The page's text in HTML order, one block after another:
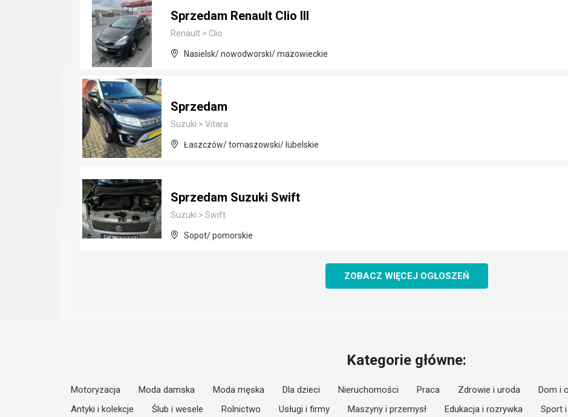
Sprzedam Renault Clio III
Renault > Clio
Nasielsk/ nowodworski/ mazowieckie
Sprzedam
Suzuki > Vitara
Łaszczów/ tomaszowski/ lubelskie
Sprzedam Suzuki Swift
Suzuki > Swift
Sopot/ pomorskie
ZOBACZ WIĘCEJ OGŁOSZEŃ
Kategorie główne:
Motoryzacja Moda damska Moda męska Dla dzieci Nieruchomości Praca Zdrowie i uroda Dom i
Antyki i kolekcje
Ślub i wesele Rolnictwo Usługi i firmy Maszyny i przemysł Edukacja i rozrywka Sport